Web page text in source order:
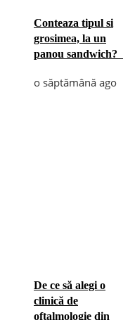
Conteaza tipul si
grosimea, la un
panou sandwich?
o săptămână ago
De ce să alegi o
clinică de
oftalmologie din